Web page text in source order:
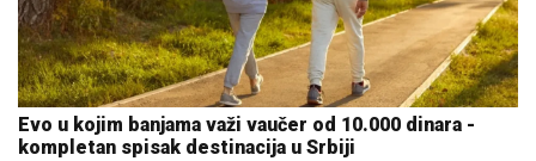
Evo u kojim banjama važi vaučer od 10.000 dinara -
kompletan spisak destinacija u Srbiji